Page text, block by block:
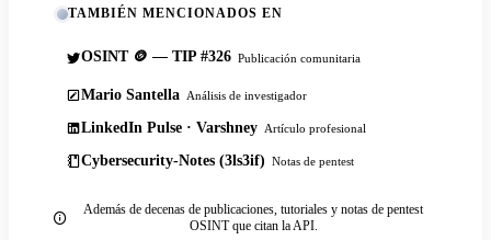
TAMBIÉN MENCIONADOS EN
OSINT 🪙 — TIP #326 Publicación comunitaria
Mario Santella Análisis de investigador
LinkedIn Pulse · Varshney Artículo profesional
Cybersecurity-Notes (3ls3if) Notas de pentest
Además de decenas de publicaciones, tutoriales y notas de pentest
OSINT que citan la API.